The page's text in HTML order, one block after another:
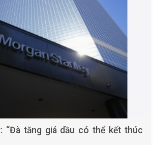
“Đà tăng giá dầu có thể kết thúc